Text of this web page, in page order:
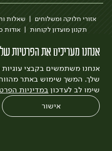
אנחנו מעריכים את הפרטיות
אנחנו משתמשים בקבצי
שלך. המשך שימוש באתר
שימו לב לעדכון במדיניות
אישור
אזורי חלוקה ומשלוחים שאלות
תקנון מועדון לקוחות
אודות
לצפייה בעדכון